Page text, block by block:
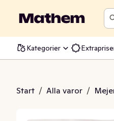
Kategorier
Start / Alla varor /
Svensk 24%